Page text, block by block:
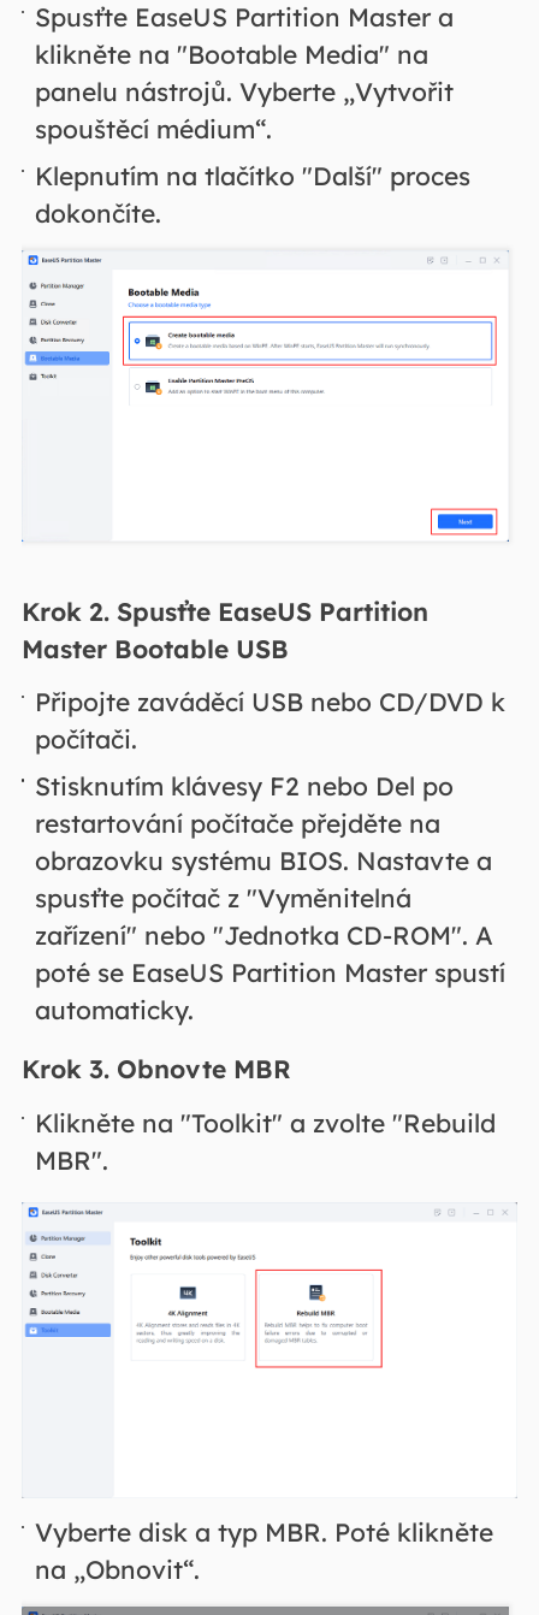
Spusťte EaseUS Partition Master a
klikněte na "Bootable Media" na
panelu nástrojů. Vyberte „Vytvořit
spouštěcí médium“.
Klepnutím na tlačítko "Další" proces
dokončíte.
Krok 2. Spusťte EaseUS Partition
Master Bootable USB
Připojte zaváděcí USB nebo CD/DVD k
počítači.
Stisknutím klávesy F2 nebo Del po
restartování počítače přejděte na
obrazovku systému BIOS. Nastavte a
spusťte počítač z "Vyměnitelná
zařízení" nebo "Jednotka CD-ROM". A
poté se EaseUS Partition Master spustí
automaticky.
Krok 3. Obnovte MBR
Klikněte na "Toolkit" a zvolte "Rebuild
MBR".
Vyberte disk a typ MBR. Poté klikněte
na „Obnovit“.